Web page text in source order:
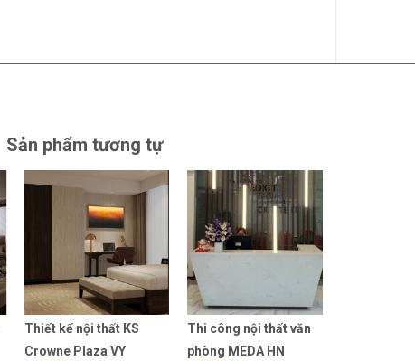
Sản phẩm tương tự
Thiết kế nội thất KS
Crowne Plaza VY
Thi công nội thất văn
phòng MEDA HN